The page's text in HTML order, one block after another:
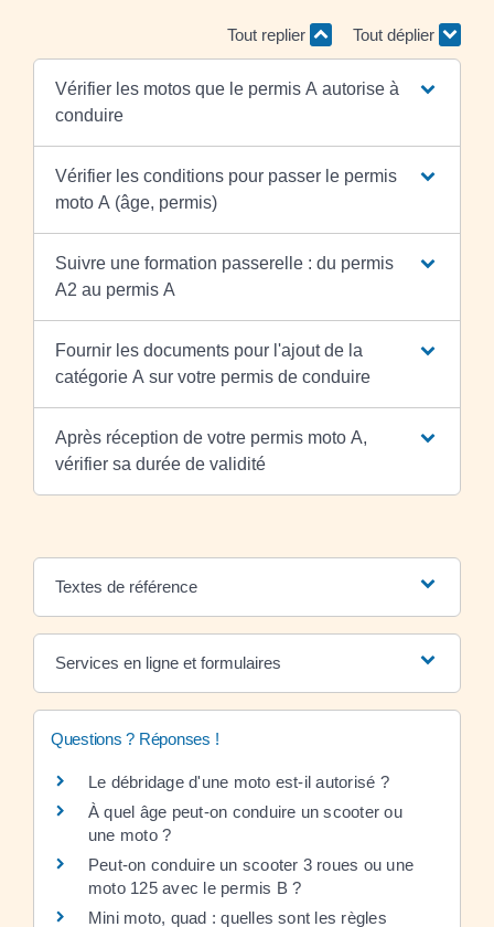
Tout replier Tout déplier
Vérifier les motos que le permis A autorise à
conduire
Vérifier les conditions pour passer le permis
moto A (âge, permis)
Suivre une formation passerelle : du permis
A2 au permis A
Fournir les documents pour l'ajout de la
catégorie A sur votre permis de conduire
Après réception de votre permis moto A,
vérifier sa durée de validité
Textes de référence
Services en ligne et formulaires
Questions ? Réponses !
Le débridage d'une moto est-il autorisé ?
À quel âge peut-on conduire un scooter ou
une moto ?
Peut-on conduire un scooter 3 roues ou une
moto 125 avec le permis B ?
Mini moto, quad : quelles sont les règles